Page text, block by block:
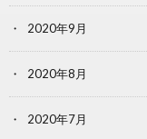
2020年9月
2020年8月
2020年7月